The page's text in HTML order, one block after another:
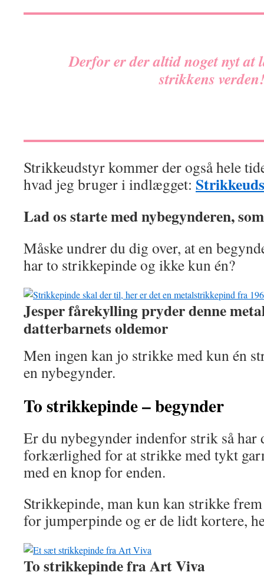
Derfor er der altid noget nyt at
strikkens
Strikkeudstyr kommer der også hele
hvad jeg bruger i indlægget:
Lad os starte med nybegynderen,
Måske undrer du dig over, at en
har to strikkepinde og ikke kun én?
Jesper fårekylling pryder denne
datterbarnets oldemor
Men ingen kan jo strikke med kun én
en nybegynder.
To strikkepinde – begynder
Er du nybegynder indenfor strik så har
forkærlighed for at strikke med tykt
med en knop for enden.
Strikkepinde, man kun kan strikke
for jumperpinde og er de lidt kortere,
To strikkepinde fra Art Viva